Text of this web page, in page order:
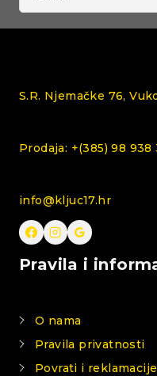
S.R. Njemačke 76,
Prodaja: +(385) 98 938
info@kljuc17.hr
Pravila i
O nama
Pravila privatnosti
Povrati i reklamacije